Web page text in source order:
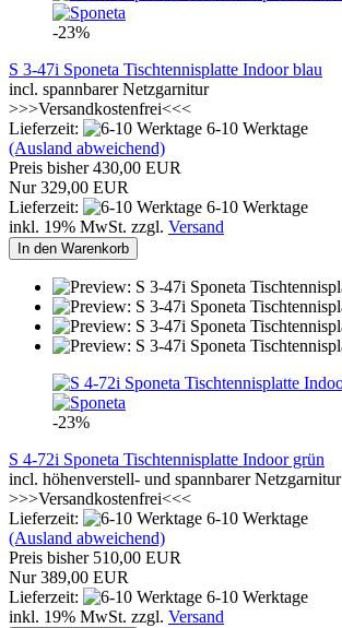
-23%
S 3-47i Sponeta Tischtennisplatte Indoor blau
incl. spannbarer Netzgarnitur
>>>Versandkostenfrei<<<
Lieferzeit:
6-10 Werktage
(Ausland abweichend)
Preis bisher 430,00 EUR
Nur 329,00 EUR
Lieferzeit:
6-10 Werktage
inkl. 19% MwSt. zzgl. Versand
In den Warenkorb
-23%
S 4-72i Sponeta Tischtennisplatte Indoor grün
incl. höhenverstell- und spannbarer Netzgarnitur
>>>Versandkostenfrei<<<
Lieferzeit:
6-10 Werktage
(Ausland abweichend)
Preis bisher 510,00 EUR
Nur 389,00 EUR
Lieferzeit:
6-10 Werktage
inkl. 19% MwSt. zzgl. Versand